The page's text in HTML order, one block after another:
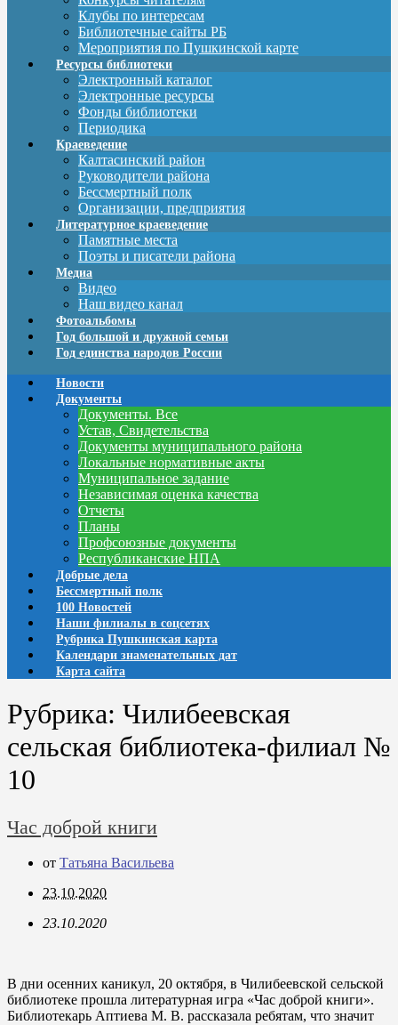
Клубы по интересам
Библиотечные сайты РБ
Мероприятия по Пушкинской карте
Ресурсы библиотеки
Электронный каталог
Электронные ресурсы
Фонды библиотеки
Периодика
Краеведение
Калтасинский район
Руководители района
Бессмертный полк
Организации, предприятия
Литературное краеведение
Памятные места
Поэты и писатели района
Медиа
Видео
Наш видео канал
Фотоальбомы
Год большой и дружной семьи
Год единства народов России
Новости
Документы
Документы. Все
Устав, Свидетельства
Документы муниципального района
Локальные нормативные акты
Муниципальное задание
Независимая оценка качества
Отчеты
Планы
Профсоюзные документы
Республиканские НПА
Добрые дела
Бессмертный полк
100 Новостей
Наши филиалы в соцсетях
Рубрика Пушкинская карта
Календари знаменательных дат
Карта сайта
Рубрика: Чилибеевская
сельская библиотека-филиал №
10
Час доброй книги
от Татьяна Васильева
23.10.2020
23.10.2020
В дни осенних каникул, 20 октября, в Чилибеевской сельской
библиотеке прошла литературная игра «Час доброй книги».
Библиотекарь Аптиева М. В. рассказала ребятам, что значит